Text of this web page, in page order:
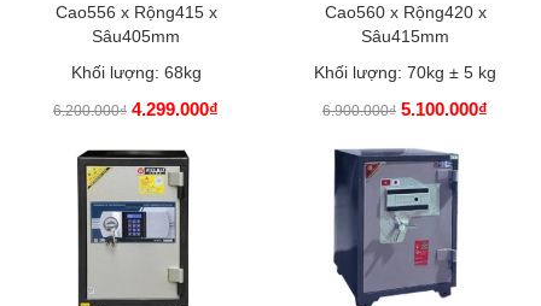
Cao556 x Rộng415 x
Sâu405mm
Khối lượng: 68kg
6.200.000₫ 4.299.000₫
Cao560 x Rộng420 x
Sâu415mm
Khối lượng: 70kg ± 5 kg
6.900.000₫ 5.100.000₫